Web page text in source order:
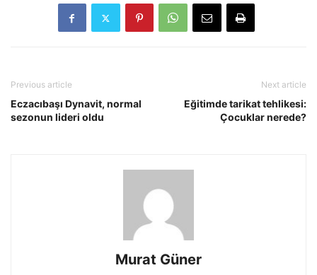
Previous article
Eczacıbaşı Dynavit, normal
sezonun lideri oldu
Next article
Eğitimde tarikat tehlikesi:
Çocuklar nerede?
Murat Güner